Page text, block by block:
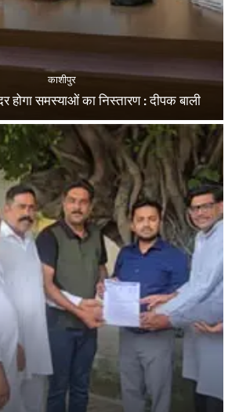
काशीपुर
समस्याओं का निस्तारण : दीपक बाली